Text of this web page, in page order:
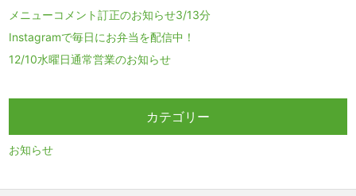
メニューコメント訂正のお知らせ3/13分
Instagramで毎日にお弁当を配信中！
12/10水曜日通常営業のお知らせ
カテゴリー
お知らせ